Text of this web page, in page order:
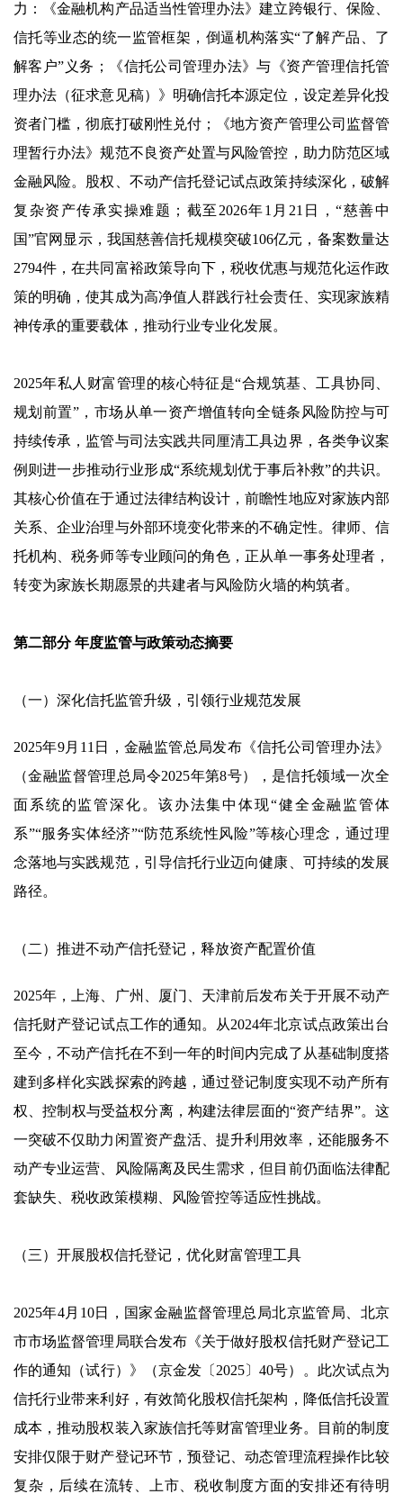
力：《金融机构产品适当性管理办法》建立跨银行、保险、
信托等业态的统一监管框架，倒逼机构落实“了解产品、了
解客户”义务；《信托公司管理办法》与《资产管理信托管
理办法（征求意见稿）》明确信托本源定位，设定差异化投
资者门槛，彻底打破刚性兑付；《地方资产管理公司监督管
理暂行办法》规范不良资产处置与风险管控，助力防范区域
金融风险。股权、不动产信托登记试点政策持续深化，破解
复杂资产传承实操难题；截至2026年1月21日，“慈善中
国”官网显示，我国慈善信托规模突破106亿元，备案数量达
2794件，在共同富裕政策导向下，税收优惠与规范化运作政
策的明确，使其成为高净值人群践行社会责任、实现家族精
神传承的重要载体，推动行业专业化发展。
2025年私人财富管理的核心特征是“合规筑基、工具协同、
规划前置”，市场从单一资产增值转向全链条风险防控与可
持续传承，监管与司法实践共同厘清工具边界，各类争议案
例则进一步推动行业形成“系统规划优于事后补救”的共识。
其核心价值在于通过法律结构设计，前瞻性地应对家族内部
关系、企业治理与外部环境变化带来的不确定性。律师、信
托机构、税务师等专业顾问的角色，正从单一事务处理者，
转变为家族长期愿景的共建者与风险防火墙的构筑者。
第二部分 年度监管与政策动态摘要
（一）深化信托监管升级，引领行业规范发展
2025年9月11日，金融监管总局发布《信托公司管理办法》
（金融监督管理总局令2025年第8号），是信托领域一次全
面系统的监管深化。该办法集中体现“健全金融监管体
系”“服务实体经济”“防范系统性风险”等核心理念，通过理
念落地与实践规范，引导信托行业迈向健康、可持续的发展
路径。
（二）推进不动产信托登记，释放资产配置价值
2025年，上海、广州、厦门、天津前后发布关于开展不动产
信托财产登记试点工作的通知。从2024年北京试点政策出台
至今，不动产信托在不到一年的时间内完成了从基础制度搭
建到多样化实践探索的跨越，通过登记制度实现不动产所有
权、控制权与受益权分离，构建法律层面的“资产结界”。这
一突破不仅助力闲置资产盘活、提升利用效率，还能服务不
动产专业运营、风险隔离及民生需求，但目前仍面临法律配
套缺失、税收政策模糊、风险管控等适应性挑战。
（三）开展股权信托登记，优化财富管理工具
2025年4月10日，国家金融监督管理总局北京监管局、北京
市市场监督管理局联合发布《关于做好股权信托财产登记工
作的通知（试行）》（京金发〔2025〕40号）。此次试点为
信托行业带来利好，有效简化股权信托架构，降低信托设置
成本，推动股权装入家族信托等财富管理业务。目前的制度
安排仅限于财产登记环节，预登记、动态管理流程操作比较
复杂，后续在流转、上市、税收制度方面的安排还有待明